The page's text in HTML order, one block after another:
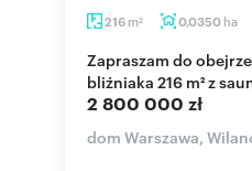
216 m2 0,0350 ha
Zapraszam do obejrzenia luksusowego
bliźniaka 216 m² z
2 800 000 zł
dom Warszawa,